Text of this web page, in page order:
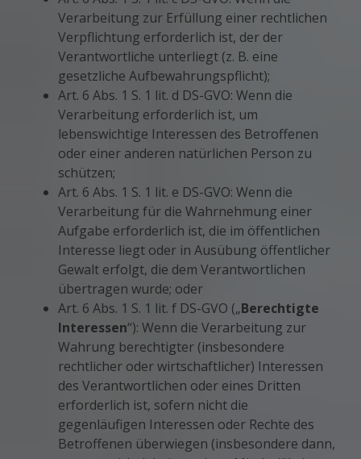
Verarbeitung zur Erfüllung einer rechtlichen
Verpflichtung erforderlich ist, der der
Verantwortliche unterliegt (z. B. eine
gesetzliche Aufbewahrungspflicht);
Art. 6 Abs. 1 S. 1 lit. d DS-GVO: Wenn die
Verarbeitung erforderlich ist, um
lebenswichtige Interessen des Betroffenen
oder einer anderen natürlichen Person zu
schützen;
Art. 6 Abs. 1 S. 1 lit. e DS-GVO: Wenn die
Verarbeitung für die Wahrnehmung einer
Aufgabe erforderlich ist, die im öffentlichen
Interesse liegt oder in Ausübung öffentlicher
Gewalt erfolgt, die dem Verantwortlichen
übertragen wurde; oder
Art. 6 Abs. 1 S. 1 lit. f DS-GVO („Berechtigte
Interessen“): Wenn die Verarbeitung zur
Wahrung berechtigter (insbesondere
rechtlicher oder wirtschaftlicher) Interessen
des Verantwortlichen oder eines Dritten
erforderlich ist, sofern nicht die
gegenläufigen Interessen oder Rechte des
Betroffenen überwiegen (insbesondere dann,